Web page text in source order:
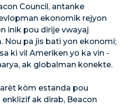
Council, antanke
ekonomik rejyon
inik pou dirije vwayaj
Nou pa jis bati yon ekonomi;
ki vil Ameriken yo ka vin -
ak globalman konekte.
kòm estanda pou
ak dirab, Beacon